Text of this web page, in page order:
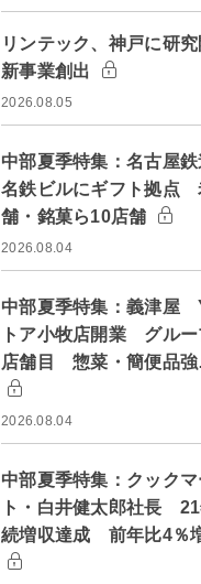
リンテック、神戸に研
新事業創出
2026.08.05
中部夏季特集：名古屋
名鉄ビルにギフト拠点
舗・銘菓ら10店舗
2026.08.04
中部夏季特集：義津屋
トア小牧店開業 グルー
店舗目 惣菜・簡便品
2026.08.04
中部夏季特集：クックマ
ト・白井健太郎社長
続増収達成 前年比4％